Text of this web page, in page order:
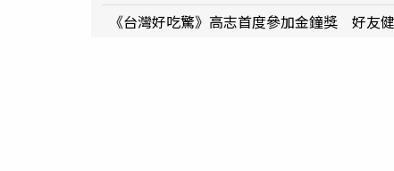
《台灣好吃驚》高志首度參加金鐘獎 好友